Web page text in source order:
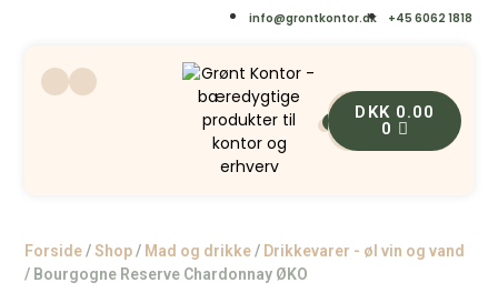
info@grontkontor.dk +45 6062 1818
0 DKK 0.00
0
Forside/Shop/ Mad og drikke/ Drikkevarer - øl vin og vand
/ Bourgogne Reserve Chardonnay ØKO